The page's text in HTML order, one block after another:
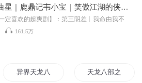
鹿鼎文曲星｜鹿鼎记韦小宝｜笑傲江湖的侠义&天龙八部的豪情|穿越爆爽剧
161.5万
异界天龙八部 天龙八部之奇剑